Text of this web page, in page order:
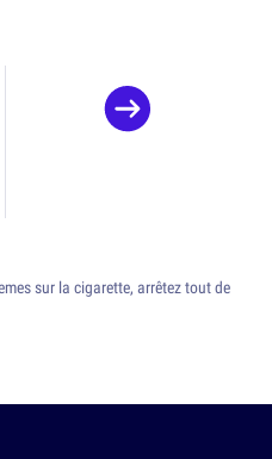
sur la cigarette, arrêtez tout de